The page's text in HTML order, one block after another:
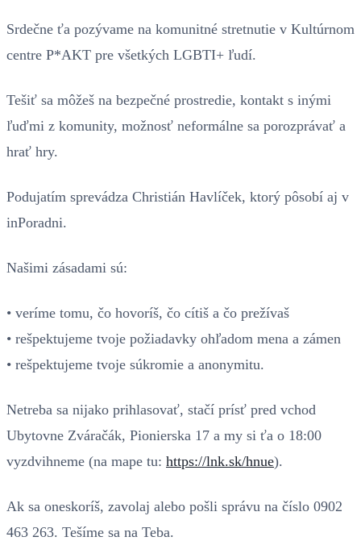
Srdečne ťa pozývame na komunitné stretnutie v Kultúrnom
centre P*AKT pre všetkých LGBTI+ ľudí.
Tešiť sa môžeš na bezpečné prostredie, kontakt s inými
ľuďmi z komunity, možnosť neformálne sa porozprávať a
hrať hry.
Podujatím sprevádza Christián Havlíček, ktorý pôsobí aj v
inPoradni.
Našimi zásadami sú:
• veríme tomu, čo hovoríš, čo cítiš a čo prežívaš
• rešpektujeme tvoje požiadavky ohľadom mena a zámen
• rešpektujeme tvoje súkromie a anonymitu.
Netreba sa nijako prihlasovať, stačí prísť pred vchod
Ubytovne Zváračák, Pionierska 17 a my si ťa o 18:00
vyzdvihneme (na mape tu: https://lnk.sk/hnue).
Ak sa oneskoríš, zavolaj alebo pošli správu na číslo 0902
463 263. Tešíme sa na Teba.